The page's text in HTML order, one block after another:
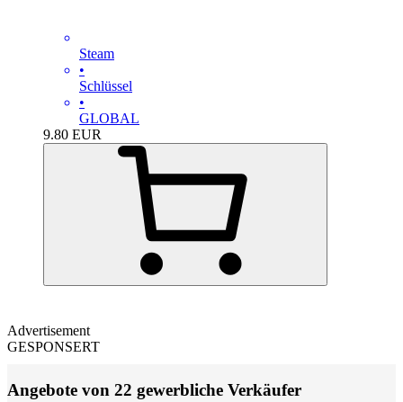
Steam
•
Schlüssel
•
GLOBAL
9.80 EUR
Advertisement
GESPONSERT
Angebote von 22 gewerbliche Verkäufer